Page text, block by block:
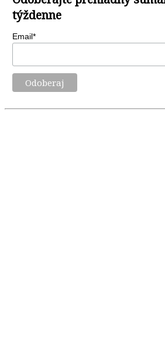
týždenne
Email*